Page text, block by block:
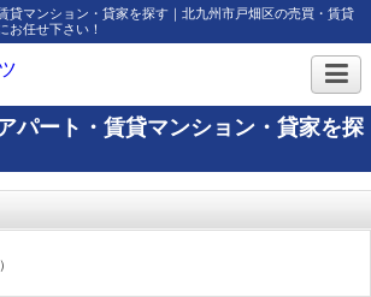
貸マンション・貸家を探す｜北九州市戸畑区の売買・賃貸
お任せ下さい！
パート・賃貸マンション・貸家を探